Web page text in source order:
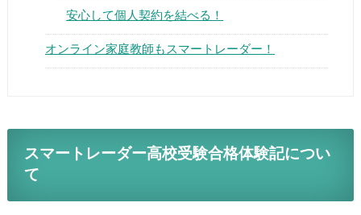
安心して個人契約を結べる！
オンライン家庭教師もスマートレーダー！
スマートレーダー高校受験合格体験記につい
て